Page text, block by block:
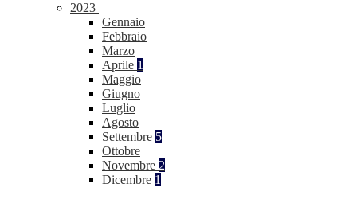
2023
Gennaio
Febbraio
Marzo
Aprile 1
Maggio
Giugno
Luglio
Agosto
Settembre 5
Ottobre
Novembre 2
Dicembre 1